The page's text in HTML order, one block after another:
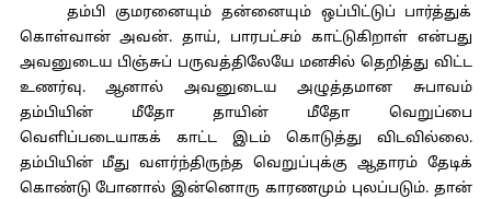
தம்பி குமரனையும் தன்னையும் ஒப்பிட்டுப் பார்த்துக்
கொள்வான் அவன். தாய், பாரபட்சம் காட்டுகிறாள் என்பது
அவனுடைய பிஞ்சுப் பருவத்திலேயே மனசில் தெறித்து விட்ட
உணர்வு. ஆனால் அவனுடைய அழுத்தமான சுபாவம்
தம்பியின் மீதோ தாயின் மீதோ வெறுப்பை
வெளிப்படையாகக் காட்ட இடம் கொடுத்து விடவில்லை.
தம்பியின் மீது வளர்ந்திருந்த வெறுப்புக்கு ஆதாரம் தேடிக்
கொண்டு போனால் இன்னொரு காரணமும் புலப்படும். தான்